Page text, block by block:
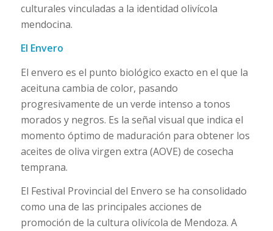
culturales vinculadas a la identidad olivícola
mendocina.
El Envero
El envero es el punto biológico exacto en el que la
aceituna cambia de color, pasando
progresivamente de un verde intenso a tonos
morados y negros. Es la señal visual que indica el
momento óptimo de maduración para obtener los
aceites de oliva virgen extra (AOVE) de cosecha
temprana.
El Festival Provincial del Envero se ha consolidado
como una de las principales acciones de
promoción de la cultura olivícola de Mendoza. A